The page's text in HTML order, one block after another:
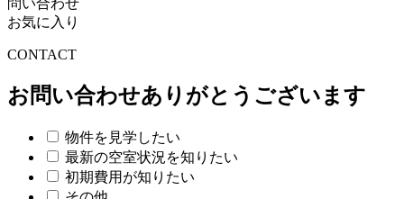
お気に入り
CONTACT
お問い合わせありがとうございます
物件を見学したい
最新の空室状況を知りたい
初期費用が知りたい